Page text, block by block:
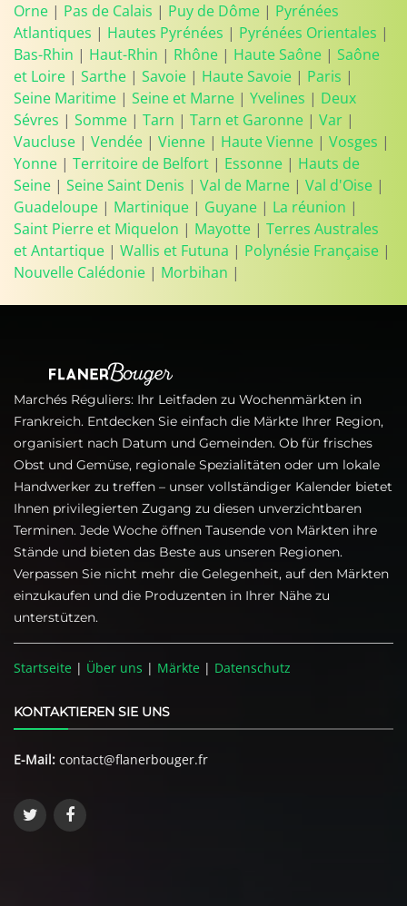
Orne | Pas de Calais | Puy de Dôme | Pyrénées
Atlantiques | Hautes Pyrénées | Pyrénées Orientales |
Bas-Rhin | Haut-Rhin | Rhône | Haute Saône | Saône
et Loire | Sarthe | Savoie | Haute Savoie | Paris |
Seine Maritime | Seine et Marne | Yvelines | Deux
Sévres | Somme | Tarn | Tarn et Garonne | Var |
Vaucluse | Vendée | Vienne | Haute Vienne | Vosges |
Yonne | Territoire de Belfort | Essonne | Hauts de
Seine | Seine Saint Denis | Val de Marne | Val d'Oise |
Guadeloupe | Martinique | Guyane | La réunion |
Saint Pierre et Miquelon | Mayotte | Terres Australes
et Antartique | Wallis et Futuna | Polynésie Française |
Nouvelle Calédonie | Morbihan |
Marchés Réguliers: Ihr Leitfaden zu Wochenmärkten in
Frankreich. Entdecken Sie einfach die Märkte Ihrer Region,
organisiert nach Datum und Gemeinden. Ob für frisches
Obst und Gemüse, regionale Spezialitäten oder um lokale
Handwerker zu treffen – unser vollständiger Kalender bietet
Ihnen privilegierten Zugang zu diesen unverzichtbaren
Terminen. Jede Woche öffnen Tausende von Märkten ihre
Stände und bieten das Beste aus unseren Regionen.
Verpassen Sie nicht mehr die Gelegenheit, auf den Märkten
einzukaufen und die Produzenten in Ihrer Nähe zu
unterstützen.
Startseite | Über uns | Märkte | Datenschutz
KONTAKTIEREN SIE UNS
E-Mail: contact@flanerbouger.fr